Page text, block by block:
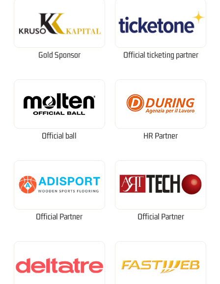
Gold Sponsor Official ticketing partner
Official ball HR Partner
Official Partner Official Partner